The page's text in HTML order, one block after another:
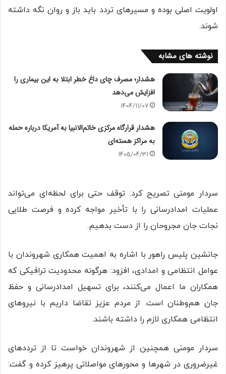
اولویت اصلی بوده و مسیرهای تردد باید باز و روان نگه داشته
شوند.
نوشته های مشابه
هشدار؛ مصرف چای داغ خطر ابتلا به این بیماری را
افزایش می‌دهد
1404/11/07
هشدار قرارگاه مرکزی خاتم‌الانبیا به آمریکا درباره حمله
به مراکز هسته‌ای
1405/04/31
سردار مومنی تصریح کرد: توقف حتی برای لحظه‌ای می‌تواند
عملیات امدادرسانی را با تأخیر مواجه کرده و فرصت طلایی
نجات جان مجروحان را از دست بدهیم.
جانشین پلیس راهور با اشاره به اهمیت همکاری شهروندان با
عوامل انتظامی و امدادی، افزود: هرگونه محدودیت ترافیکی که
همکاران ما اعمال می‌کنند، برای تسهیل امدادرسانی و حفظ
جان هم‌وطنان است. از مردم عزیز تقاضا داریم با نیروهای
انتظامی همکاری لازم را داشته باشند.
سردار مومنی همچنین از شهروندان خواست تا از ترددهای
غیرضروری در شهرها و محورهای مواصلاتی پرهیز کرده و گفت: